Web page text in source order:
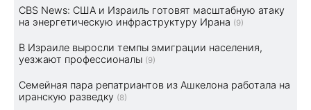
CBS News: США и Израиль готовят масштабную атаку
на энергетическую инфраструктуру Ирана (9)
В Израиле выросли темпы эмиграции населения,
уезжают профессионалы (9)
Семейная пара репатриантов из Ашкелона работала на
иранскую разведку (8)